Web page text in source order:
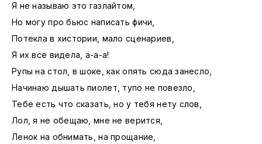
Я не называю это газлайтом,
Но могу про бьюс написать фичи,
Потекла в хистории, мало сценариев,
Я их все видела, а-а-а!
Рупы на стол, в шоке, как опять сюда занесло,
Начинаю дышать пиолет, тупо не повезло,
Тебе есть что сказать, но у тебя нету слов,
Лол, я не обещаю, мне не верится,
Ленок на обнимать, на прощание,